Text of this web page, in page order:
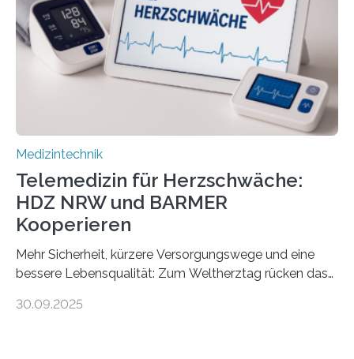
Fachpersonal. Für all diese Zielgruppen bietet sie
speziell zugeschnittene Informationen, um deren
digitale Gesundheitskompetenz zu steigern. MiHUBx ist
Medizintechnik
Telemedizin für Herzschwäche:
HDZ NRW und BARMER
Kooperieren
Mehr Sicherheit, kürzere Versorgungswege und eine
bessere Lebensqualität: Zum Weltherztag rücken das
Oeynhausen, und die BARMER die Bedürfnisse von
30.09.2025